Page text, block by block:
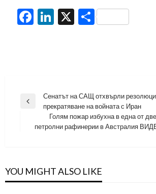
Facebook
LinkedIn
X Share
Навигация
Previous
Сенатът на САЩ отхвърли
прекратяване на войната с Иран
Next
Голям пожар избухна в една от
петролни рафинерии в Австралия
YOU MIGHT ALSO LIKE